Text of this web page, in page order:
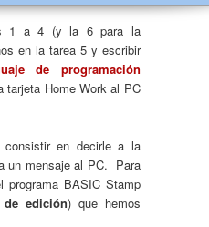
1 a 4 (y la 6 para la
en la tarea 5 y escribir
de programación
tarjeta Home Work al PC
en decirle a la
un mensaje al PC. Para
programa BASIC Stamp
de edición) que hemos